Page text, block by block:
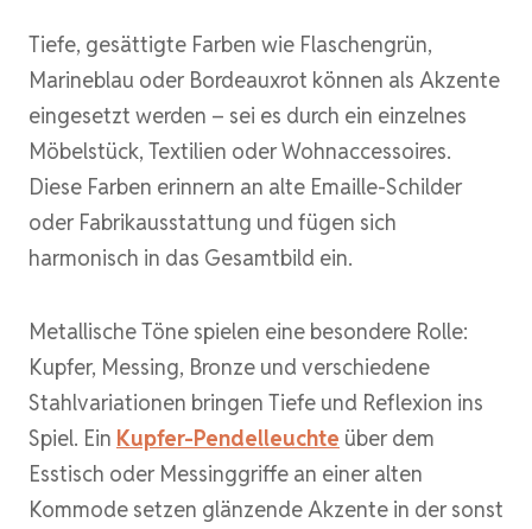
Tiefe, gesättigte Farben wie Flaschengrün,
Marineblau oder Bordeauxrot können als Akzente
eingesetzt werden – sei es durch ein einzelnes
Möbelstück, Textilien oder Wohnaccessoires.
Diese Farben erinnern an alte Emaille-Schilder
oder Fabrikausstattung und fügen sich
harmonisch in das Gesamtbild ein.
Metallische Töne spielen eine besondere Rolle:
Kupfer, Messing, Bronze und verschiedene
Stahlvariationen bringen Tiefe und Reflexion ins
Spiel. Ein Kupfer-Pendelleuchte über dem
Esstisch oder Messinggriffe an einer alten
Kommode setzen glänzende Akzente in der sonst